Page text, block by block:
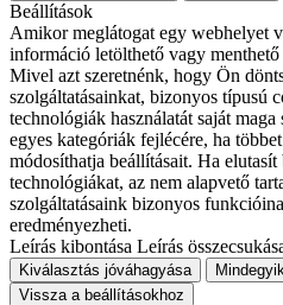
Beállítások
Amikor meglátogat egy webhelyet
információ letölthető vagy
Mivel azt szeretnénk, hogy Ön
szolgáltatásainkat, bizonyos típusú
technológiák használatát saját
egyes kategóriák fejlécére, ha
módosíthatja beállításait. Ha
technológiákat, az nem alapvető
szolgáltatásaink bizonyos
eredményezheti.
Leírás kibontása Leírás
Kiválasztás jóváhagyása
Vissza a beállításokhoz